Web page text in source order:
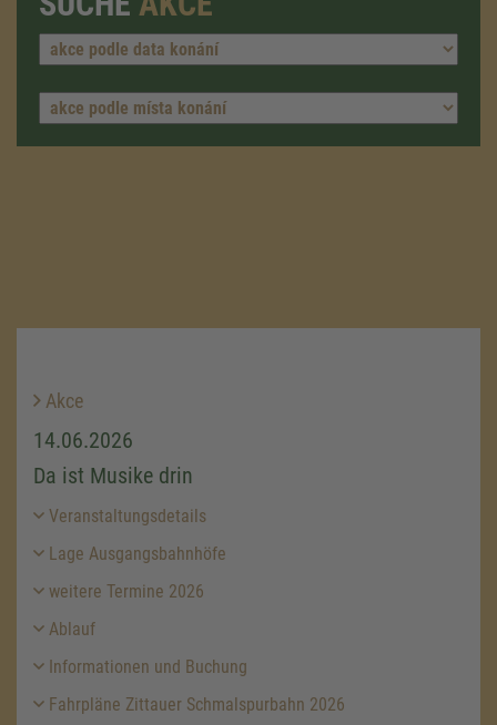
Akce
14.06.2026
Da ist Musike drin
Veranstaltungsdetails
Lage Ausgangsbahnhöfe
weitere Termine 2026
Ablauf
Informationen und Buchung
Fahrpläne Zittauer Schmalspurbahn 2026